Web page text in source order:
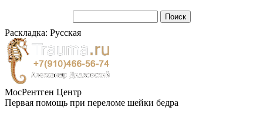
Раскладка: Русская
МосРентген Центр
Первая помощь при переломе шейки бедра